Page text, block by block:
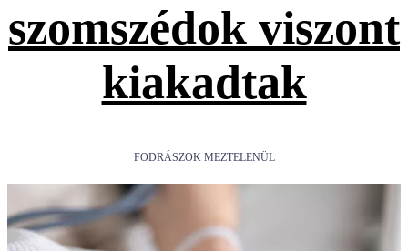
szomszédok viszont
kiakadtak
FODRÁSZOK MEZTELENÜL